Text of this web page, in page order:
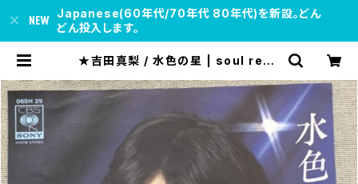
Japanese(60年代/70年代 80年代)を新設。どん
どん投入します。
★吉田真梨 / 水色の星 | soul resp